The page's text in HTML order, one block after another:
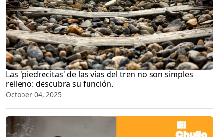
Las 'piedrecitas' de las vías del tren no son simples
relleno: descubra su función.
October 04, 2025